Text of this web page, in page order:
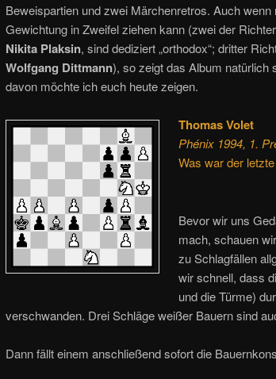
Beweispartien und zwei Märchenretros. Auch
Gewichtung in Zweifel ziehen kann (zwei der
Nikita Plaksin, sind dediziert „orthodox“; dritter
Wolfgang Dittmann), so zeigt das Album natürlich
davon möchte ich euch heute zeigen.
Thomas Volet
Phénix 1994, 1.
Was war der
Bevor wir uns
mach, schauen
zu Schlagfällen
wir schnell, dass
und die Türme)
verschwanden. Drei Schläge weißer Bauern sind
Dann fällt einem anschließend sofort die